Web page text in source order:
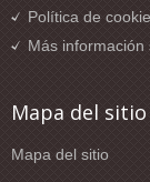
Política de
Más
Mapa del sitio
Mapa del sitio